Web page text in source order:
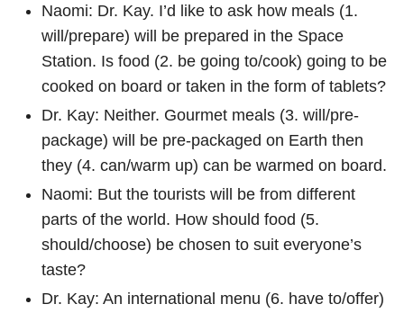
Naomi: Dr. Kay. I’d like to ask how meals (1.
will/prepare) will be prepared in the Space
Station. Is food (2. be going to/cook) going to be
cooked on board or taken in the form of tablets?
Dr. Kay: Neither. Gourmet meals (3. will/pre-
package) will be pre-packaged on Earth then
they (4. can/warm up) can be warmed on board.
Naomi: But the tourists will be from different
parts of the world. How should food (5.
should/choose) be chosen to suit everyone’s
taste?
Dr. Kay: An international menu (6. have to/offer)